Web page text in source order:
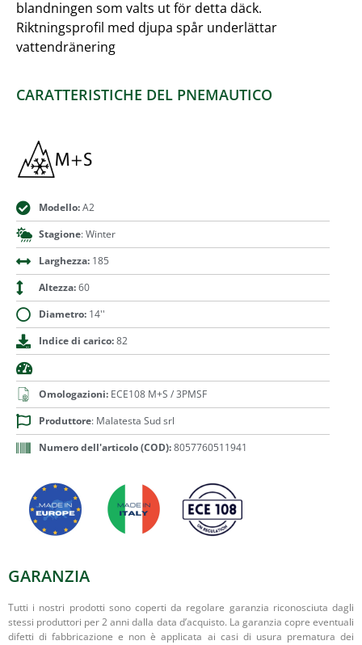
blandningen som valts ut för detta däck.
Riktningsprofil med djupa spår underlättar
vattendränering
CARATTERISTICHE DEL PNEMAUTICO
Modello:A2
Stagione: Winter
Larghezza:185
Altezza:60
Diametro:14''
Indice di carico:82
Omologazioni:ECE108 M+S / 3PMSF
Produttore: Malatesta Sud srl
Numero dell'articolo (COD):8057760511941
GARANZIA
Tutti i nostri prodotti sono coperti da regolare garanzia riconosciuta dagli
stessi produttori per 2 anni dalla data d’acquisto. La garanzia copre eventuali
difetti di fabbricazione e non è applicata ai casi di usura prematura dei